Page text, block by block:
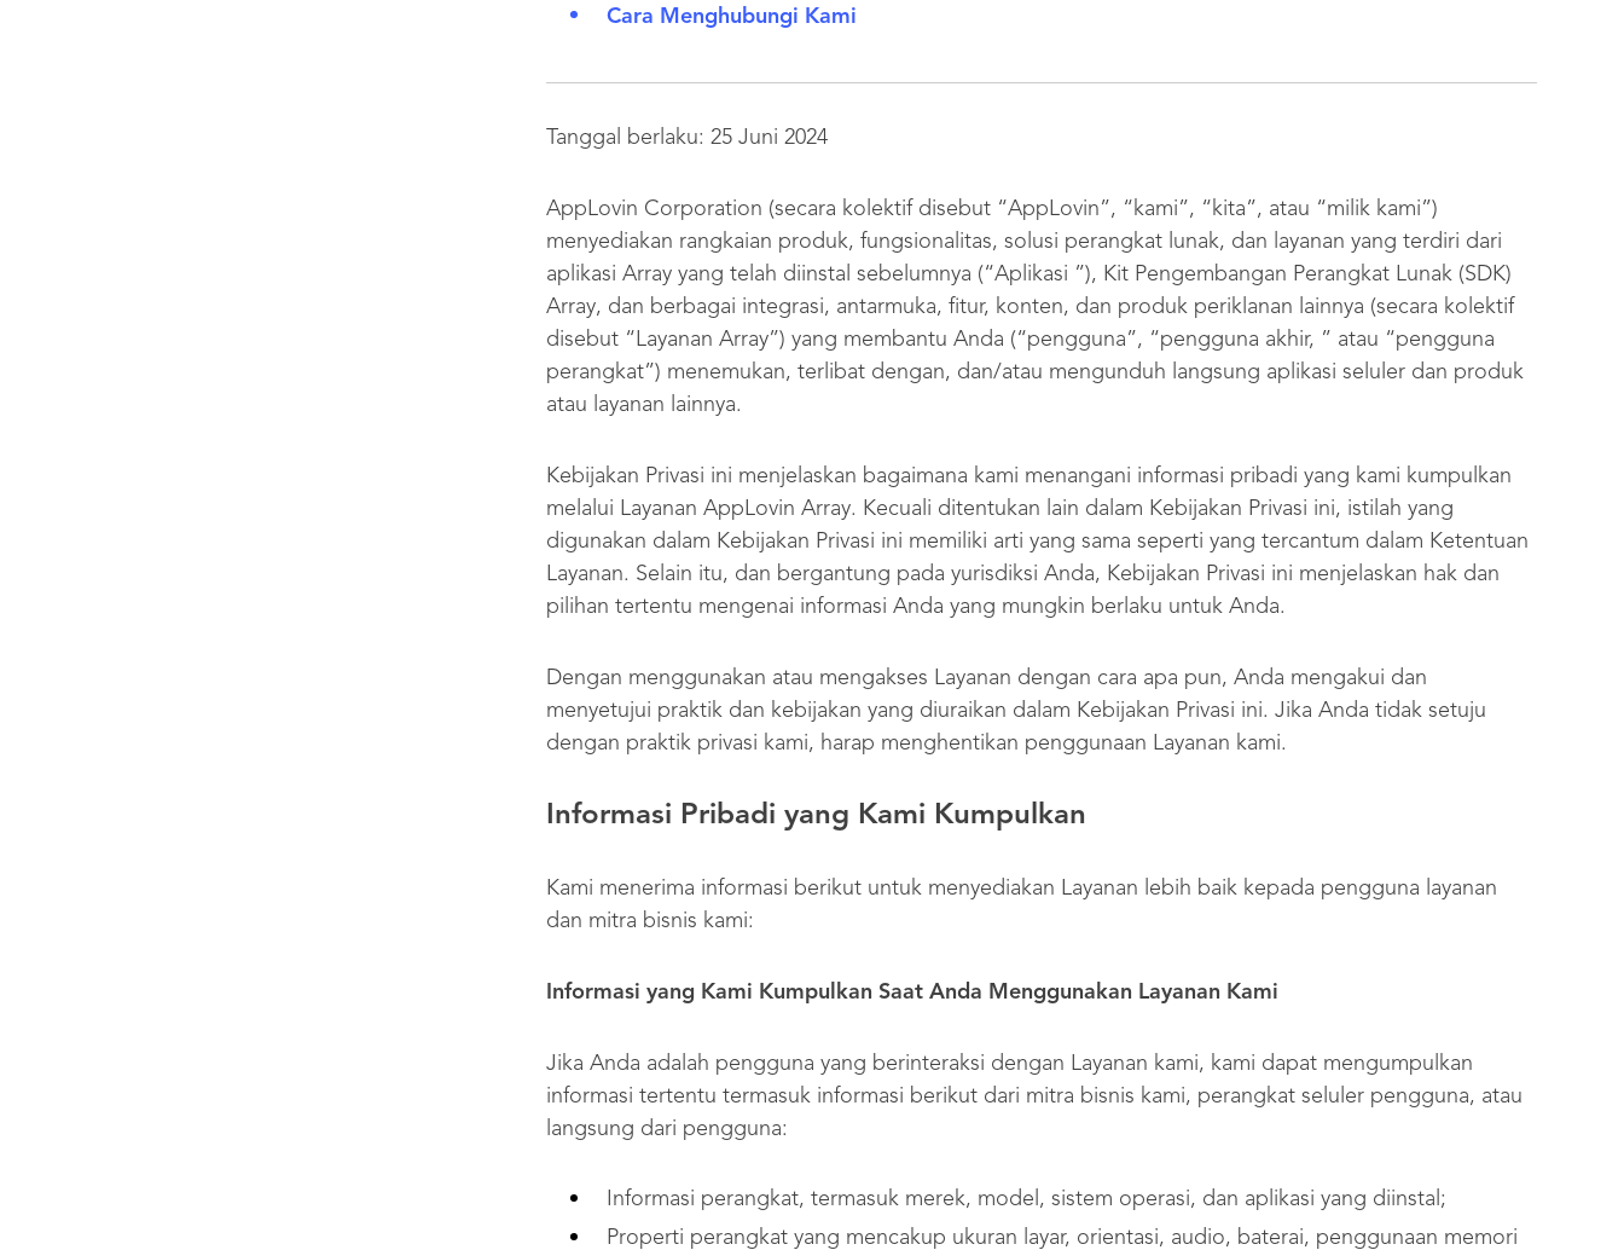
Cara Menghubungi Kami
Tanggal berlaku: 25 Juni 2024
AppLovin Corporation (secara kolektif disebut “AppLovin”, “kami”, “kita”, atau “milik kami”)
menyediakan rangkaian produk, fungsionalitas, solusi perangkat lunak, dan layanan yang terdiri dari
aplikasi Array yang telah diinstal sebelumnya (“Aplikasi ”), Kit Pengembangan Perangkat Lunak (SDK)
Array, dan berbagai integrasi, antarmuka, fitur, konten, dan produk periklanan lainnya (secara kolektif
disebut “Layanan Array”) yang membantu Anda (“pengguna”, “pengguna akhir, ” atau “pengguna
perangkat”) menemukan, terlibat dengan, dan/atau mengunduh langsung aplikasi seluler dan produk
atau layanan lainnya.
Kebijakan Privasi ini menjelaskan bagaimana kami menangani informasi pribadi yang kami kumpulkan
melalui Layanan AppLovin Array. Kecuali ditentukan lain dalam Kebijakan Privasi ini, istilah yang
digunakan dalam Kebijakan Privasi ini memiliki arti yang sama seperti yang tercantum dalam Ketentuan
Layanan. Selain itu, dan bergantung pada yurisdiksi Anda, Kebijakan Privasi ini menjelaskan hak dan
pilihan tertentu mengenai informasi Anda yang mungkin berlaku untuk Anda.
Dengan menggunakan atau mengakses Layanan dengan cara apa pun, Anda mengakui dan
menyetujui praktik dan kebijakan yang diuraikan dalam Kebijakan Privasi ini. Jika Anda tidak setuju
dengan praktik privasi kami, harap menghentikan penggunaan Layanan kami.
Informasi Pribadi yang Kami Kumpulkan
Kami menerima informasi berikut untuk menyediakan Layanan lebih baik kepada pengguna layanan
dan mitra bisnis kami:
Informasi yang Kami Kumpulkan Saat Anda Menggunakan Layanan Kami
Jika Anda adalah pengguna yang berinteraksi dengan Layanan kami, kami dapat mengumpulkan
informasi tertentu termasuk informasi berikut dari mitra bisnis kami, perangkat seluler pengguna, atau
langsung dari pengguna:
Informasi perangkat, termasuk merek, model, sistem operasi, dan aplikasi yang diinstal;
Properti perangkat yang mencakup ukuran layar, orientasi, audio, baterai, penggunaan memori